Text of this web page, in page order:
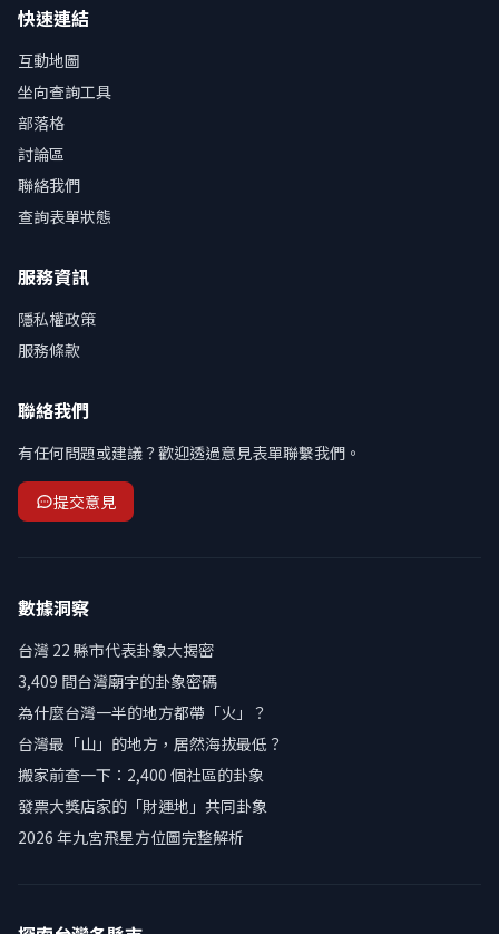
快速連結
互動地圖
坐向查詢工具
部落格
討論區
聯絡我們
查詢表單狀態
服務資訊
隱私權政策
服務條款
聯絡我們
有任何問題或建議？歡迎透過意見表單聯繫我們。
提交意見
數據洞察
台灣 22 縣市代表卦象大揭密
3,409 間台灣廟宇的卦象密碼
為什麼台灣一半的地方都帶「火」？
台灣最「山」的地方，居然海拔最低？
搬家前查一下：2,400 個社區的卦象
發票大獎店家的「財運地」共同卦象
2026 年九宮飛星方位圖完整解析